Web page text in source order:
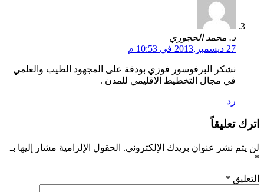
د. محمد الحجوري
27 ديسمبر,2013 في 10:53 م
نشكر البرفوسور فوزي بودقة على المجهود الطيب والعلمي
في مجال التخطيط الاقليمي للمدن .
رد
اترك تعليقاً
لن يتم نشر عنوان بريدك الإلكتروني. الحقول الإلزامية مشار إليها بـ
*
التعليق *